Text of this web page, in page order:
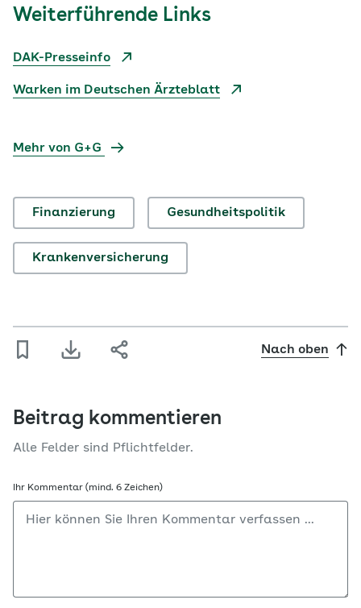
Weiterführende Links
DAK-Presseinfo
Warken im Deutschen Ärzteblatt
Mehr von G+G
Finanzierung Gesundheitspolitik
Krankenversicherung
Nach oben
Beitrag kommentieren
Alle Felder sind Pflichtfelder.
Ihr Kommentar (mind. 6 Zeichen)